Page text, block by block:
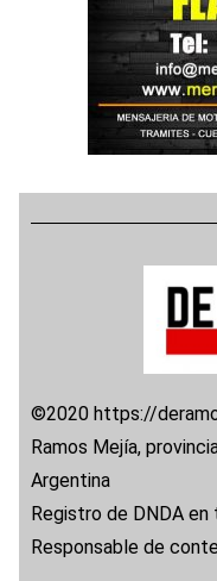
©2020 https://
Ramos Mejía,
Argentina
Registro de DNDA en
Responsable de